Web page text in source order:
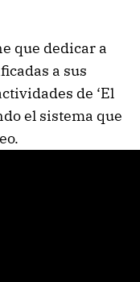
que dedicar a
a sus
de ‘El
el sistema que